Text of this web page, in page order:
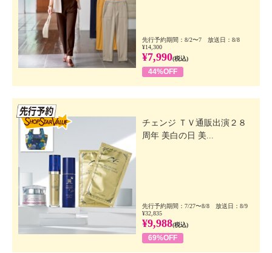
先行予約期間：8/2〜7 放送日：8/8
¥14,300
¥7,990(税込)
44%OFF
チェンジ ＴＶ通販出演２８
周年 美白の日 美...
先行予約期間：7/27〜8/8 放送日：8/9
¥32,835
¥9,988(税込)
69%OFF